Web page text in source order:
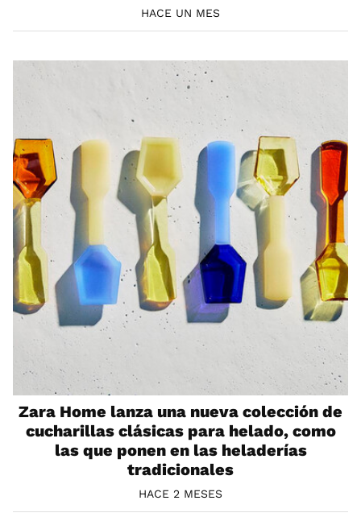
HACE UN MES
Zara Home lanza una nueva colección de
cucharillas clásicas para helado, como
las que ponen en las heladerías
tradicionales
HACE 2 MESES